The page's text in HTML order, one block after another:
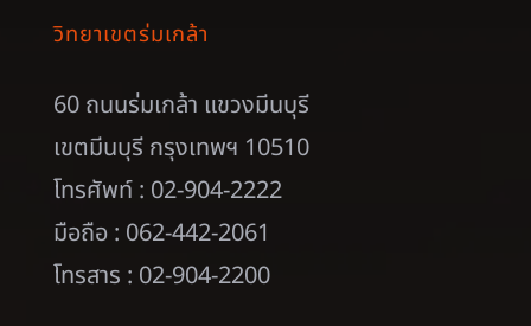
วิทยาเขตร่มเกล้า
60 ถนนร่มเกล้า แขวงมีนบุรี
เขตมีนบุรี กรุงเทพฯ 10510
โทรศัพท์ : 02-904-2222
มือถือ : 062-442-2061
โทรสาร : 02-904-2200